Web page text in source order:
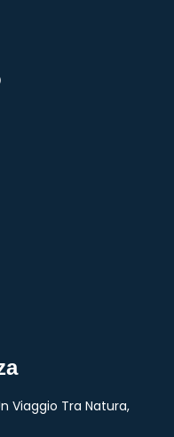
Viaggio Tra Natura,